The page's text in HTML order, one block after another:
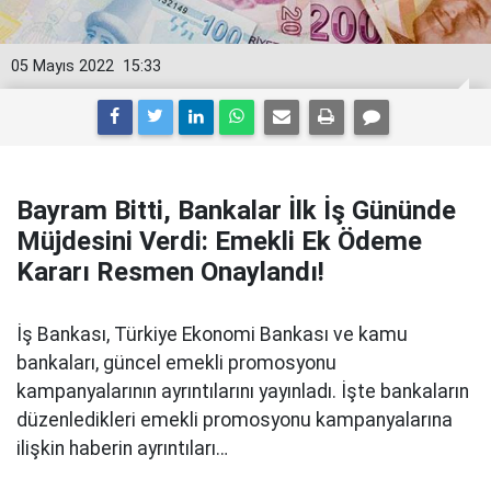
15:33
05 Mayıs 2022
Bayram Bitti, Bankalar İlk İş Gününde
Müjdesini Verdi: Emekli Ek Ödeme
Kararı Resmen Onaylandı!
İş Bankası, Türkiye Ekonomi Bankası ve kamu
bankaları, güncel emekli promosyonu
kampanyalarının ayrıntılarını yayınladı. İşte bankaların
düzenledikleri emekli promosyonu kampanyalarına
ilişkin haberin ayrıntıları…